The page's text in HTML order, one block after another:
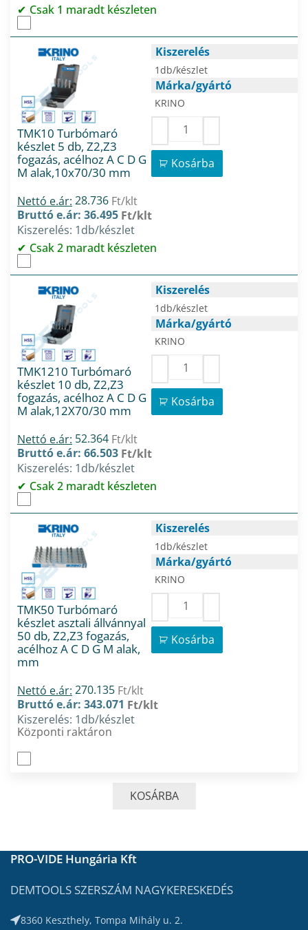
Csak 1 maradt készleten
TMK10 Turbómaró
készlet 5 db, Z2,Z3
fogazás, acélhoz A C D G
M alak,10x70/30 mm
Nettó e.ár: 28.736 Ft/klt
Bruttó e.ár: 36.495 Ft/klt
Kiszerelés: 1db/készlet
Csak 2 maradt készleten
Kiszerelés
1db/készlet
Márka/gyártó
KRINO
Kosárba
TMK1210 Turbómaró
készlet 10 db, Z2,Z3
fogazás, acélhoz A C D G
M alak,12X70/30 mm
Nettó e.ár: 52.364 Ft/klt
Bruttó e.ár: 66.503 Ft/klt
Kiszerelés: 1db/készlet
Csak 2 maradt készleten
Kiszerelés
1db/készlet
Márka/gyártó
KRINO
Kosárba
TMK50 Turbómaró
készlet asztali állvánnyal
50 db, Z2,Z3 fogazás,
acélhoz A C D G M alak,
mm
Nettó e.ár: 270.135 Ft/klt
Bruttó e.ár: 343.071 Ft/klt
Kiszerelés: 1db/készlet
Központi raktáron
Kiszerelés
1db/készlet
Márka/gyártó
KRINO
Kosárba
KOSÁRBA
PRO-VIDE Hungária Kft
DEMTOOLS SZERSZÁM NAGYKERESKEDÉS
8360 Keszthely, Tompa Mihály u. 2.